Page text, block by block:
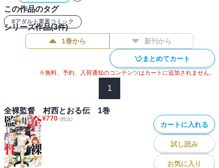
この作品のタグ
#アダルト業界コミック
シリーズ作品(3件)
1巻から 新刊から
まとめてカート
※無料、予約、入荷通知のコンテンツはカートに追加されません。
1
全裸監督 村西とおる伝 1巻
¥770 (税込)
カートに入れる
試し読み
お気に入り